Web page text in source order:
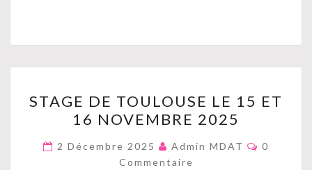
DE
TOULOUSE
LE
15
STAGE DE TOULOUSE LE 15 ET
16 NOVEMBRE 2025
2 Décembre 2025 Admin MDAT
0
Commentaire